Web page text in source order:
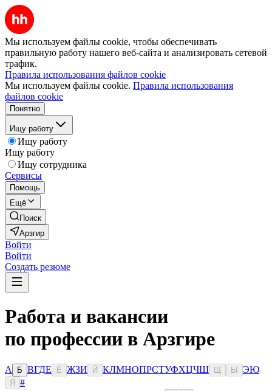
Мы используем файлы cookie, чтобы обеспечивать
правильную работу нашего веб-сайта и анализировать сетевой
трафик.
Правила использования файлов cookie
Мы используем файлы cookie. Правила использования
файлов cookie
Понятно
Ищу работу
Ищу работу
Ищу работу
Ищу сотрудника
Сервисы
Помощь
Ещё
Поиск
Арзгир
Войти
Войти
Создать резюме
Работа и вакансии
по профессии в Арзгире
А Б ВГДЕ Ё ЖЗИ Й КЛМНОПРСТУФХЦЧШ Ы ЭЮ
Я
#